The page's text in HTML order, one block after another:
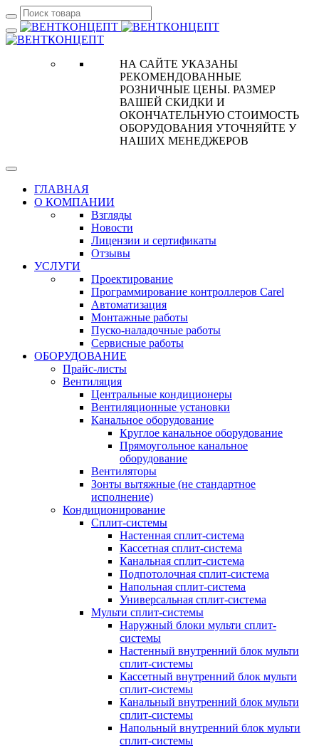
НА САЙТЕ УКАЗАНЫ
РЕКОМЕНДОВАННЫЕ
РОЗНИЧНЫЕ ЦЕНЫ. РАЗМЕР
ВАШЕЙ СКИДКИ И
ОКОНЧАТЕЛЬНУЮ СТОИМОСТЬ
ОБОРУДОВАНИЯ УТОЧНЯЙТЕ У
НАШИХ МЕНЕДЖЕРОВ
ГЛАВНАЯ
О КОМПАНИИ
Взгляды
Новости
Лицензии и сертификаты
Отзывы
УСЛУГИ
Проектирование
Программирование контроллеров Carel
Автоматизация
Монтажные работы
Пуско-наладочные работы
Сервисные работы
ОБОРУДОВАНИЕ
Прайс-листы
Вентиляция
Центральные кондиционеры
Вентиляционные установки
Канальное оборудование
Круглое канальное оборудование
Прямоугольное канальное
оборудование
Вентиляторы
Зонты вытяжные (не стандартное
исполнение)
Кондиционирование
Сплит-системы
Настенная сплит-система
Кассетная сплит-система
Канальная сплит-система
Подпотолочная сплит-система
Напольная сплит-система
Универсальная сплит-система
Мульти сплит-системы
Наружный блоки мульти сплит-
системы
Настенный внутренний блок мульти
сплит-системы
Кассетный внутренний блок мульти
сплит-системы
Канальный внутренний блок мульти
сплит-системы
Напольный внутренний блок мульти
сплит-системы